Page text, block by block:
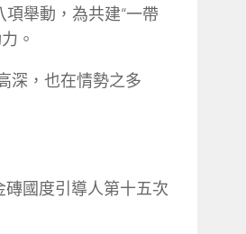
舉動，為共建“一帶
。
深，也在情勢之多
國度引導人第十五次